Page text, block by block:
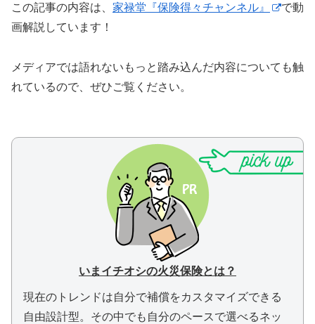
この記事の内容は、 家禄堂『保険得々チャンネル』
で動
画解説しています！
メディアでは語れないもっと踏み込んだ内容についても触
れているので、ぜひご覧ください。
いまイチオシの火災保険とは？
現在のトレンドは自分で補償をカスタマイズできる
自由設計型。 その中でも自分のペースで選べるネッ